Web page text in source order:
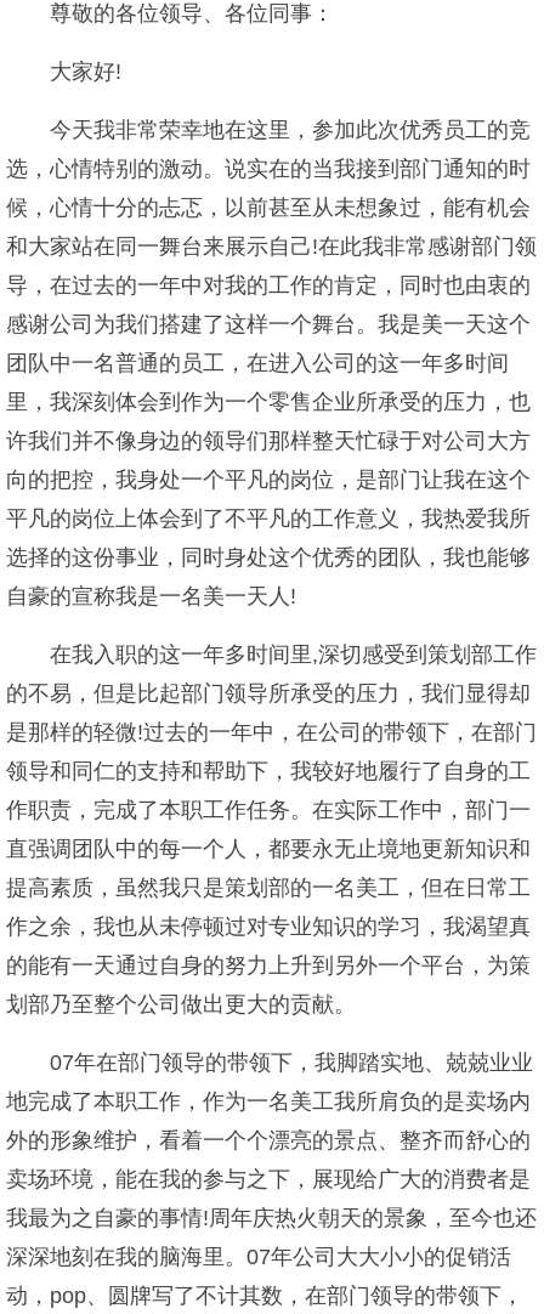
尊敬的各位领导、各位同事：
大家好!
今天我非常荣幸地在这里，参加此次优秀员工的竞
选，心情特别的激动。说实在的当我接到部门通知的时
候，心情十分的忐忑，以前甚至从未想象过，能有机会
和大家站在同一舞台来展示自己!在此我非常感谢部门领
导，在过去的一年中对我的工作的肯定，同时也由衷的
感谢公司为我们搭建了这样一个舞台。我是美一天这个
团队中一名普通的员工，在进入公司的这一年多时间
里，我深刻体会到作为一个零售企业所承受的压力，也
许我们并不像身边的领导们那样整天忙碌于对公司大方
向的把控，我身处一个平凡的岗位，是部门让我在这个
平凡的岗位上体会到了不平凡的工作意义，我热爱我所
选择的这份事业，同时身处这个优秀的团队，我也能够
自豪的宣称我是一名美一天人!
在我入职的这一年多时间里,深切感受到策划部工作
的不易，但是比起部门领导所承受的压力，我们显得却
是那样的轻微!过去的一年中，在公司的带领下，在部门
领导和同仁的支持和帮助下，我较好地履行了自身的工
作职责，完成了本职工作任务。在实际工作中，部门一
直强调团队中的每一个人，都要永无止境地更新知识和
提高素质，虽然我只是策划部的一名美工，但在日常工
作之余，我也从未停顿过对专业知识的学习，我渴望真
的能有一天通过自身的努力上升到另外一个平台，为策
划部乃至整个公司做出更大的贡献。
07年在部门领导的带领下，我脚踏实地、兢兢业业
地完成了本职工作，作为一名美工我所肩负的是卖场内
外的形象维护，看着一个个漂亮的景点、整齐而舒心的
卖场环境，能在我的参与之下，展现给广大的消费者是
我最为之自豪的事情!周年庆热火朝天的景象，至今也还
深深地刻在我的脑海里。07年公司大大小小的促销活
动，pop、圆牌写了不计其数，在部门领导的带领下，